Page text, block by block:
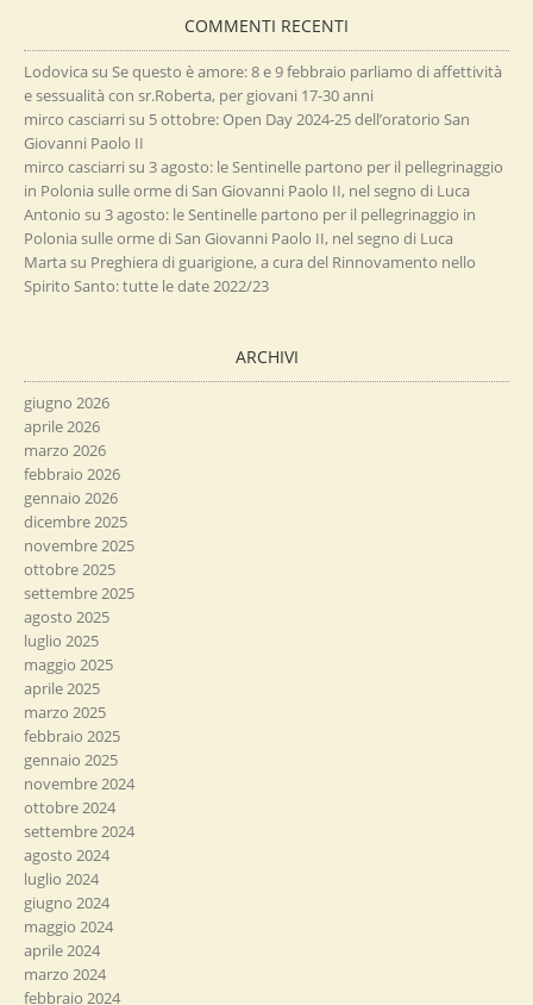
COMMENTI RECENTI
Lodovica su Se questo è amore: 8 e 9 febbraio parliamo di affettività
e sessualità con sr.Roberta, per giovani 17-30 anni
mirco casciarri su 5 ottobre: Open Day 2024-25 dell’oratorio San
Giovanni Paolo II
mirco casciarri su 3 agosto: le Sentinelle partono per il pellegrinaggio
in Polonia sulle orme di San Giovanni Paolo II, nel segno di Luca
Antonio su 3 agosto: le Sentinelle partono per il pellegrinaggio in
Polonia sulle orme di San Giovanni Paolo II, nel segno di Luca
Marta su Preghiera di guarigione, a cura del Rinnovamento nello
Spirito Santo: tutte le date 2022/23
ARCHIVI
giugno 2026
aprile 2026
marzo 2026
febbraio 2026
gennaio 2026
dicembre 2025
novembre 2025
ottobre 2025
settembre 2025
agosto 2025
luglio 2025
maggio 2025
aprile 2025
marzo 2025
febbraio 2025
gennaio 2025
novembre 2024
ottobre 2024
settembre 2024
agosto 2024
luglio 2024
giugno 2024
maggio 2024
aprile 2024
marzo 2024
febbraio 2024